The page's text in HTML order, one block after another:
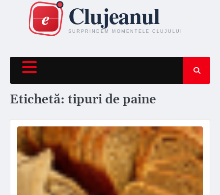
content
Etichetă: tipuri de paine